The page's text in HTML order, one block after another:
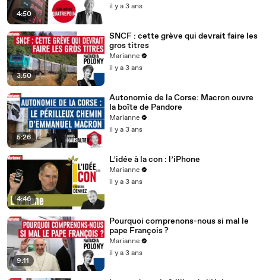
4:50
il y a 3 ans
3:50
SNCF : cette grève qui devrait faire les
gros titres
Marianne
il y a 3 ans
5:26
Autonomie de la Corse: Macron ouvre
la boîte de Pandore
Marianne
il y a 3 ans
4:46
L’idée à la con : l’iPhone
Marianne
il y a 3 ans
9:11
Pourquoi comprenons-nous si mal le
pape François ?
Marianne
il y a 3 ans